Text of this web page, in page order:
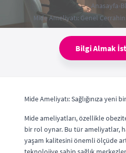
Anasayfa›
Mide Ameliyatı: Genel
Bilgi Almak
Mide Ameliyatı: Sağlığınıza yeni
Mide ameliyatları, özellikle
bir rol oynar. Bu tür ameliyatlar,
yaşam kalitesini önemli ölçüde